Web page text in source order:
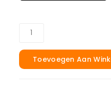
Toevoegen Aan